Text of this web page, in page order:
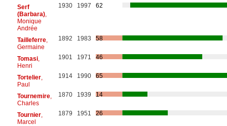
Serf
(Barbara),
Monique
Andrée
1930 1997 62
Tailleferre,
Germaine
1892 1983 58
Tomasi,
Henri
1901 1971 46
Tortelier,
Paul
1914 1990 65
Tournemire,
Charles
1870 1939 14
Tournier,
Marcel
1879 1951 26